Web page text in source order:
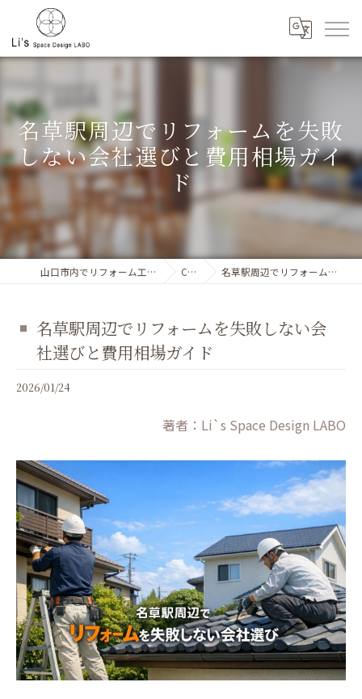
名草駅周辺でリフォームを失敗
しない会社選びと費用相場ガイ
ド
山口市内でリフォーム工事に対応するLi`s SpaceDesignLABO Column 名草駅周辺でリフォームを失敗しない会社選びと費用相場ガイド
名草駅周辺でリフォームを失敗しない会
社選びと費用相場ガイド
2026/01/24
著者：Li`s Space Design LABO